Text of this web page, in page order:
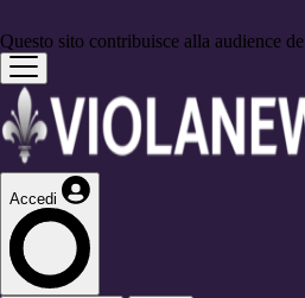
Questo sito contribuisce alla audience de
Accedi